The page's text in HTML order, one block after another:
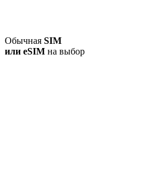
Обычная SIM
или eSIM на выбор